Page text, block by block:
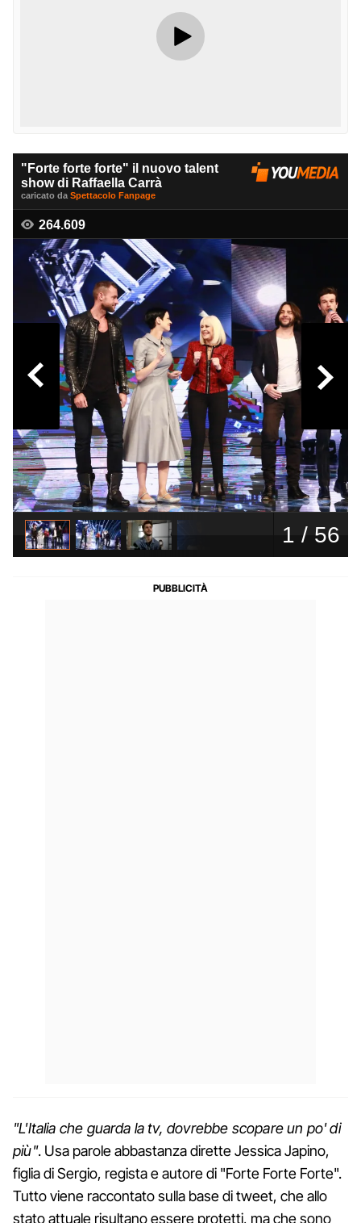
"L'Italia che guarda la tv, dovrebbe scopare un po' di
più". Usa parole abbastanza dirette Jessica Japino,
figlia di Sergio, regista e autore di "Forte Forte Forte".
Tutto viene raccontato sulla base di tweet, che allo
stato attuale risultano essere protetti, ma che sono